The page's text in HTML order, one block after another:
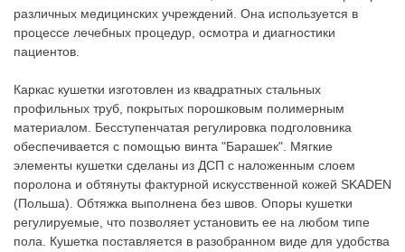
различных медицинских учреждений. Она используется в
процессе лечебных процедур, осмотра и диагностики
пациентов.
Каркас кушетки изготовлен из квадратных стальных
профильных труб, покрытых порошковым полимерным
материалом. Бесступенчатая регулировка подголовника
обеспечивается с помощью винта "Барашек". Мягкие
элементы кушетки сделаны из ДСП с наложенным слоем
поролона и обтянуты фактурной искусственной кожей SKADEN
(Польша). Обтяжка выполнена без швов. Опоры кушетки
регулируемые, что позволяет установить ее на любом типе
пола. Кушетка поставляется в разобранном виде для удобства